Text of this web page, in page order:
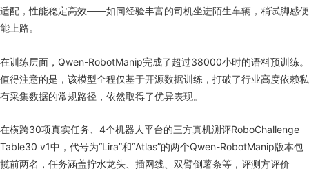
适配，性能稳定高效——如同经验丰富的司机坐进陌生车辆，稍试脚感便
能上路。
在训练层面，Qwen-RobotManip完成了超过38000小时的语料预训练。
值得注意的是，该模型全程仅基于开源数据训练，打破了行业高度依赖私
有采集数据的常规路径，依然取得了优异表现。
在横跨30项真实任务、4个机器人平台的三方真机测评RoboChallenge
Table30 v1中，代号为“Lira”和“Atlas”的两个Qwen-RobotManip版本包
揽前两名，任务涵盖拧水龙头、插网线、双臂倒薯条等，评测方评价